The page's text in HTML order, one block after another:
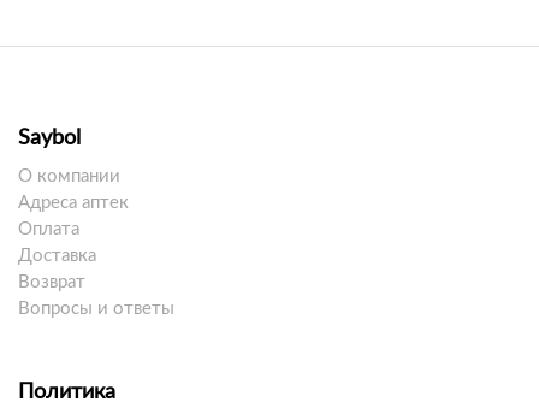
Saybol
О компании
Адреса аптек
Оплата
Доставка
Возврат
Вопросы и ответы
Политика